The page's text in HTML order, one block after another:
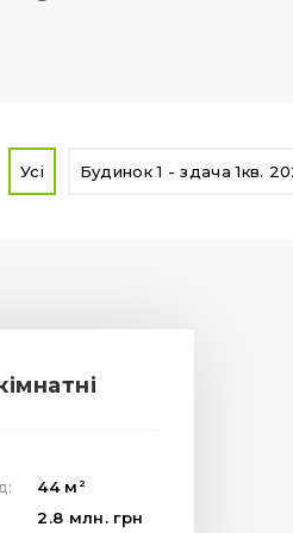
Усі Будинок 1 - здача 1кв.
44м 2
2.8 млн. грн